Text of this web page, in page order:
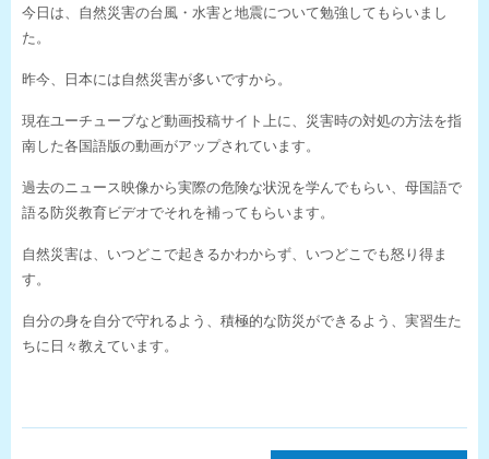
今日は、自然災害の台風・水害と地震について勉強してもらいまし
た。
昨今、日本には自然災害が多いですから。
現在ユーチューブなど動画投稿サイト上に、災害時の対処の方法を指
南した各国語版の動画がアップされています。
過去のニュース映像から実際の危険な状況を学んでもらい、母国語で
語る防災教育ビデオでそれを補ってもらいます。
自然災害は、いつどこで起きるかわからず、いつどこでも怒り得ま
す。
自分の身を自分で守れるよう、積極的な防災ができるよう、実習生た
ちに日々教えています。